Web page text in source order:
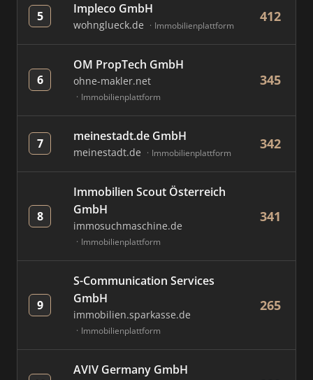
5 Impleco GmbH
wohnglueck.de Immobilienplattform
412
6
OM PropTech GmbH
ohne-makler.net
Immobilienplattform
345
7 meinestadt.de GmbH
meinestadt.de Immobilienplattform
342
8
Immobilien Scout Österreich
GmbH
immosuchmaschine.de
Immobilienplattform
341
9
S-Communication Services
GmbH
immobilien.sparkasse.de
Immobilienplattform
265
AVIV Germany GmbH